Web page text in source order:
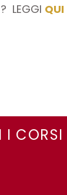
LEGGI QUI
I CORSI